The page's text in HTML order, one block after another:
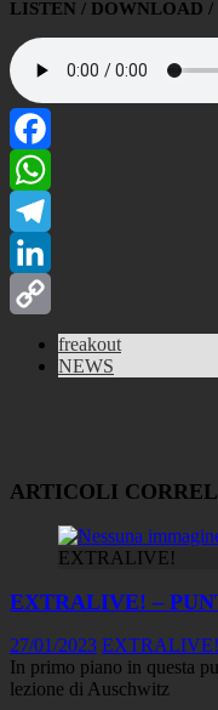
LISTEN / DOWNLOAD /
Facebook
WhatsApp
Telegram
LinkedIn
Link
freakout
NEWS
ARTICOLI
EXTRALIVE!
EXTRALIVE! –
27/01/2023 EXTRALIVE!
In primo piano in questa
lezione di Auschwitz